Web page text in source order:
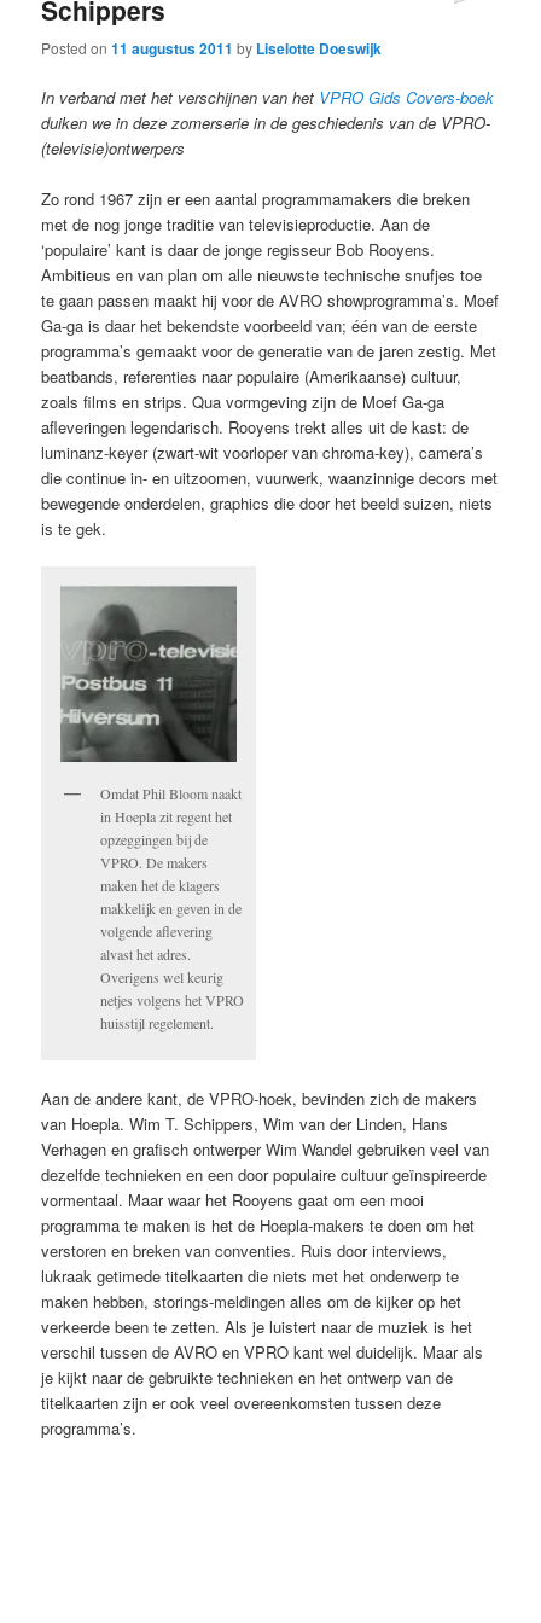
Schippers
Posted on11 augustus 2011 by Liselotte Doeswijk
In verband met het verschijnen van het VPRO Gids Covers-boek
duiken we in deze zomerserie in de geschiedenis van de VPRO-
(televisie)ontwerpers
Zo rond 1967 zijn er een aantal programmamakers die breken
met de nog jonge traditie van televisieproductie. Aan de
‘populaire’ kant is daar de jonge regisseur Bob Rooyens.
Ambitieus en van plan om alle nieuwste technische snufjes toe
te gaan passen maakt hij voor de AVRO showprogramma’s. Moef
Ga-ga is daar het bekendste voorbeeld van; één van de eerste
programma’s gemaakt voor de generatie van de jaren zestig. Met
beatbands, referenties naar populaire (Amerikaanse) cultuur,
zoals films en strips. Qua vormgeving zijn de Moef Ga-ga
afleveringen legendarisch. Rooyens trekt alles uit de kast: de
luminanz-keyer (zwart-wit voorloper van chroma-key), camera’s
die continue in- en uitzoomen, vuurwerk, waanzinnige decors met
bewegende onderdelen, graphics die door het beeld suizen, niets
is te gek.
Omdat Phil Bloom naakt
in Hoepla zit regent het
opzeggingen bij de
VPRO. De makers
maken het de klagers
makkelijk en geven in de
volgende aflevering
alvast het adres.
Overigens wel keurig
netjes volgens het VPRO
huisstijl regelement.
Aan de andere kant, de VPRO-hoek, bevinden zich de makers
van Hoepla. Wim T. Schippers, Wim van der Linden, Hans
Verhagen en grafisch ontwerper Wim Wandel gebruiken veel van
dezelfde technieken en een door populaire cultuur geïnspireerde
vormentaal. Maar waar het Rooyens gaat om een mooi
programma te maken is het de Hoepla-makers te doen om het
verstoren en breken van conventies. Ruis door interviews,
lukraak getimede titelkaarten die niets met het onderwerp te
maken hebben, storings-meldingen alles om de kijker op het
verkeerde been te zetten. Als je luistert naar de muziek is het
verschil tussen de AVRO en VPRO kant wel duidelijk. Maar als
je kijkt naar de gebruikte technieken en het ontwerp van de
titelkaarten zijn er ook veel overeenkomsten tussen deze
programma’s.